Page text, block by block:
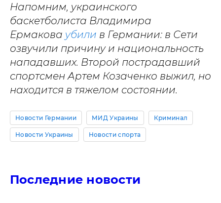
Напомним, украинского
баскетболиста Владимира
Ермакова убили в Германии: в Сети
озвучили причину и национальность
нападавших. Второй пострадавший
спортсмен Артем Козаченко выжил, но
находится в тяжелом состоянии.
Новости Германии МИД Украины Криминал
Новости Украины Новости спорта
Последние новости